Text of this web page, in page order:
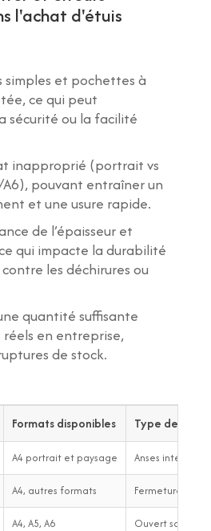
l'achat d'étuis
et pochettes à
ce qui peut
sécurité ou la facilité
inapproprié (portrait vs
pouvant entraîner un
et une usure rapide.
de l’épaisseur et
qui impacte la durabilité
les déchirures ou
quantité suffisante
réels en entreprise,
de stock.
Formats disponibles Type de
A4 portrait et paysage Anses intégrées
A4, autres formats Fermeture
A4, A5, A6 Ouvert sans